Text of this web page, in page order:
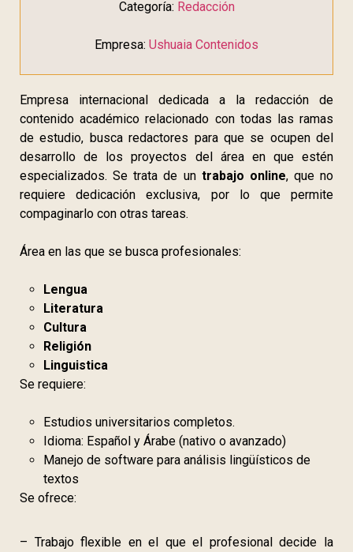
Categoría: Redacción
Empresa: Ushuaia Contenidos
Empresa internacional dedicada a la redacción de
contenido académico relacionado con todas las ramas
de estudio, busca redactores para que se ocupen del
desarrollo de los proyectos del área en que estén
especializados. Se trata de un trabajo online, que no
requiere dedicación exclusiva, por lo que permite
compaginarlo con otras tareas.
Área en las que se busca profesionales:
Lengua
Literatura
Cultura
Religión
Linguistica
Se requiere:
Estudios universitarios completos.
Idioma: Español y Árabe (nativo o avanzado)
Manejo de software para análisis lingüísticos de
textos
Se ofrece:
– Trabajo flexible en el que el profesional decide la